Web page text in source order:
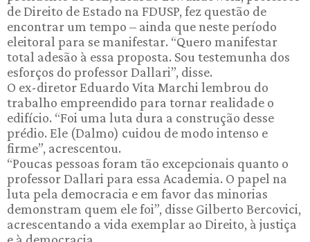
de Direito de Estado na FDUSP, fez questão de
encontrar um tempo – ainda que neste período
eleitoral para se manifestar. “Quero manifestar
total adesão à essa proposta. Sou testemunha dos
esforços do professor Dallari”, disse.
O ex-diretor Eduardo Vita Marchi lembrou do
trabalho empreendido para tornar realidade o
edifício. “Foi uma luta dura a construção desse
prédio. Ele (Dalmo) cuidou de modo intenso e
firme”, acrescentou.
“Poucas pessoas foram tão excepcionais quanto o
professor Dallari para essa Academia. O papel na
luta pela democracia e em favor das minorias
demonstram quem ele foi”, disse Gilberto Bercovici,
acrescentando a vida exemplar ao Direito, à justiça